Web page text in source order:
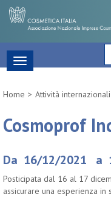
Toggle
navigation
Home
Attività internazionali
Cosmoprof
Da 16/12/2021 a
Posticipata dal 16 al 17
assicurare una esperienza